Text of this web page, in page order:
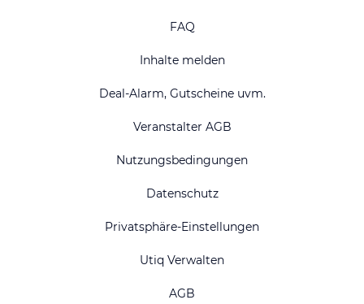
FAQ
Inhalte melden
Deal-Alarm, Gutscheine uvm.
Veranstalter AGB
Nutzungsbedingungen
Datenschutz
Privatsphäre-Einstellungen
Utiq Verwalten
AGB